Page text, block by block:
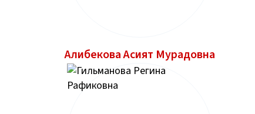
Алибекова Асият Мурадовна